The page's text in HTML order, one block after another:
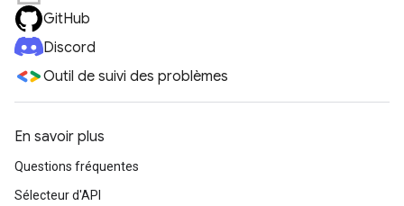
GitHub
Discord
Outil de suivi des problèmes
En savoir plus
Questions fréquentes
Sélecteur d'API